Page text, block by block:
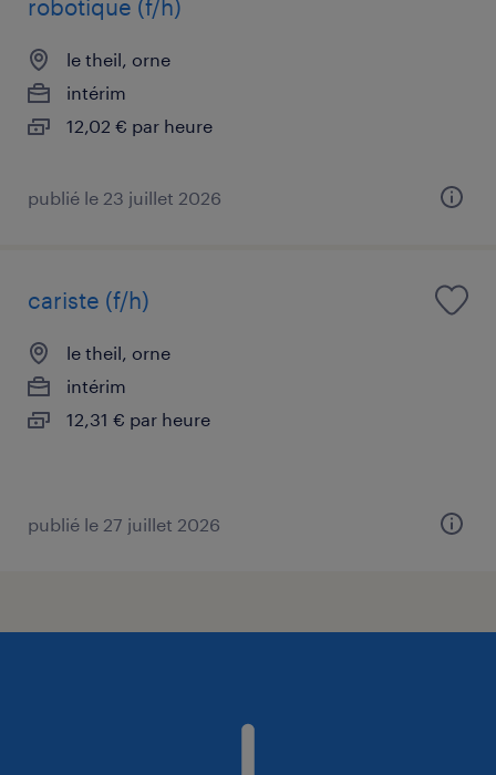
robotique (f/h)
le theil, orne
intérim
12,02 € par heure
publié le 23 juillet 2026
cariste (f/h)
le theil, orne
intérim
12,31 € par heure
publié le 27 juillet 2026